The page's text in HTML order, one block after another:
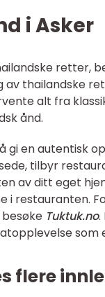
i Asker
retter,
thailandske
alt fra
ånd.
gi en autentisk
tilbyr
av ditt eget
i restauranten.
Tuktuk.no.
som
flere